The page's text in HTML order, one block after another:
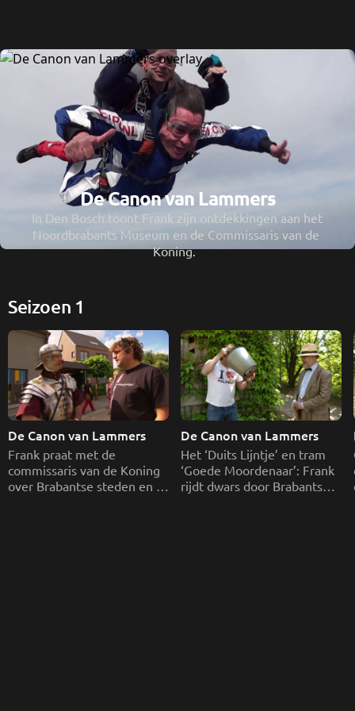
De Canon van Lammers
In Den Bosch toont Frank zijn ontdekkingen aan het
Noordbrabants Museum en de Commissaris van de
Koning.
Seizoen 1
De Canon van Lammers
Frank praat met de
commissaris van de Koning
over Brabantse steden en
De Canon van Lammers
Het ‘Duits Lijntje’ en tram
‘Goede Moordenaar’: Frank
rijdt dwars door Brabantse